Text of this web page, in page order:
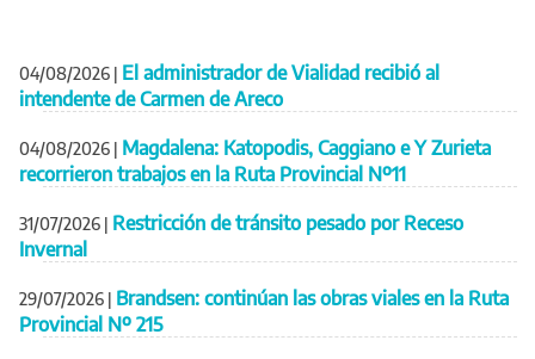
04/08/2026 | El administrador de Vialidad recibió al
intendente de Carmen de Areco
04/08/2026 | Magdalena: Katopodis, Caggiano e Y Zurieta
recorrieron trabajos en la Ruta Provincial Nº11
31/07/2026 | Restricción de tránsito pesado por Receso
Invernal
29/07/2026 | Brandsen: continúan las obras viales en la Ruta
Provincial Nº 215